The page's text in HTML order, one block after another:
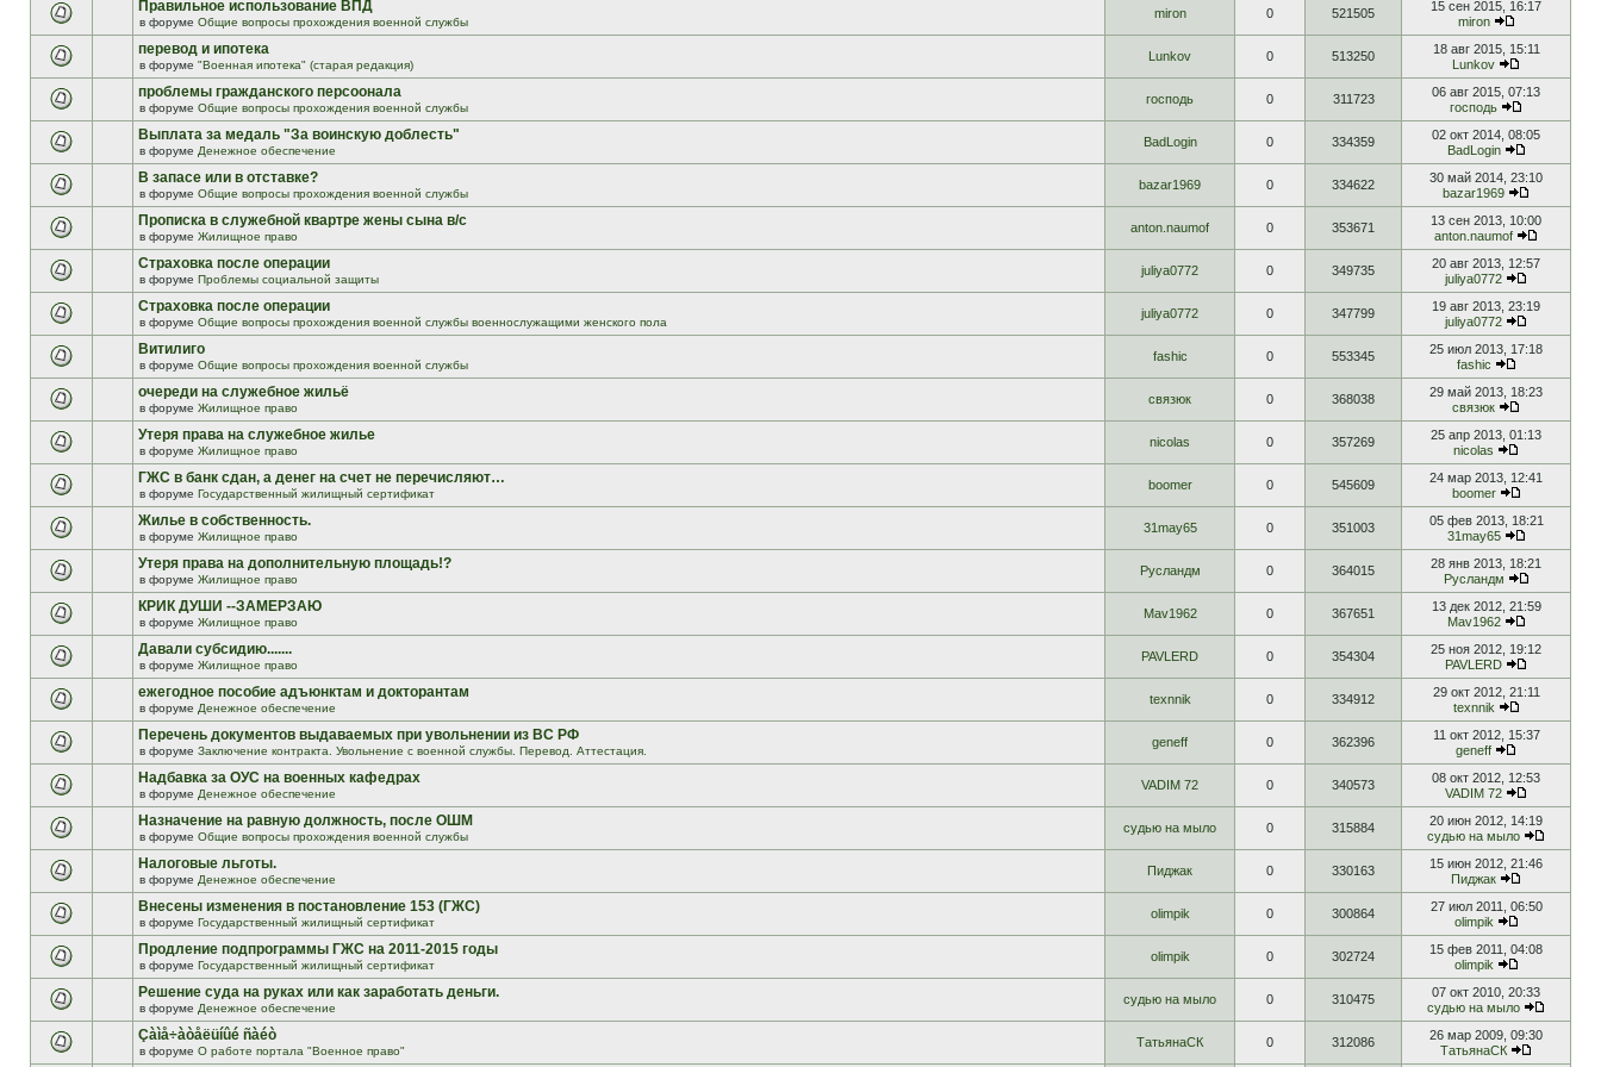
Правильное использование ВПД
в форуме Общие вопросы прохождения военной службы
miron 0 521505
15 сен 2015, 16:17
miron
перевод и ипотека
в форуме "Военная ипотека" (старая редакция)
Lunkov 0 513250
18 авг 2015, 15:11
Lunkov
проблемы гражданского персоонала
в форуме Общие вопросы прохождения военной службы
господь 0 311723
06 авг 2015, 07:13
господь
Выплата за медаль "За воинскую доблесть"
в форуме Денежное обеспечение
BadLogin 0 334359
02 окт 2014, 08:05
BadLogin
В запасе или в отставке?
в форуме Общие вопросы прохождения военной службы
bazar1969 0 334622
30 май 2014, 23:10
bazar1969
Прописка в служебной квартре жены сына в/с
в форуме Жилищное право
anton.naumof 0 353671
13 сен 2013, 10:00
anton.naumof
Страховка после операции
в форуме Проблемы социальной защиты
juliya0772 0 349735
20 авг 2013, 12:57
juliya0772
Страховка после операции
в форуме Общие вопросы прохождения военной службы военнослужащими женского пола
juliya0772 0 347799
19 авг 2013, 23:19
juliya0772
Витилиго
в форуме Общие вопросы прохождения военной службы
fashic 0 553345
25 июл 2013, 17:18
fashic
очереди на служебное жильё
в форуме Жилищное право
связюк 0 368038
29 май 2013, 18:23
связюк
Утеря права на служебное жилье
в форуме Жилищное право
nicolas 0 357269
25 апр 2013, 01:13
nicolas
ГЖС в банк сдан, а денег на счет не перечисляют…
в форуме Государственный жилищный сертификат
boomer 0 545609
24 мар 2013, 12:41
boomer
Жилье в собственность.
в форуме Жилищное право
31may65 0 351003
05 фев 2013, 18:21
31may65
Утеря права на дополнительную площадь!?
в форуме Жилищное право
Русландм 0 364015
28 янв 2013, 18:21
Русландм
КРИК ДУШИ --ЗАМЕРЗАЮ
в форуме Жилищное право
Mav1962 0 367651
13 дек 2012, 21:59
Mav1962
Давали субсидию.......
в форуме Жилищное право
PAVLERD 0 354304
25 ноя 2012, 19:12
PAVLERD
ежегодное пособие адъюнктам и докторантам
в форуме Денежное обеспечение
texnnik 0 334912
29 окт 2012, 21:11
texnnik
Перечень документов выдаваемых при увольнении из ВС РФ
в форуме Заключение контракта. Увольнение с военной службы. Перевод. Аттестация.
geneff 0 362396
11 окт 2012, 15:37
geneff
Надбавка за ОУС на военных кафедрах
в форуме Денежное обеспечение
VADIM 72 0 340573
08 окт 2012, 12:53
VADIM 72
Назначение на равную должность, после ОШМ
в форуме Общие вопросы прохождения военной службы
судью на мыло 0 315884
20 июн 2012, 14:19
судью на мыло
Налоговые льготы.
в форуме Денежное обеспечение
Пиджак 0 330163
15 июн 2012, 21:46
Пиджак
Внесены изменения в постановление 153 (ГЖС)
в форуме Государственный жилищный сертификат
olimpik 0 300864
27 июл 2011, 06:50
olimpik
Продление подпрограммы ГЖС на 2011-2015 годы
в форуме Государственный жилищный сертификат
olimpik 0 302724
15 фев 2011, 04:08
olimpik
Решение суда на руках или как заработать деньги.
в форуме Денежное обеспечение
судью на мыло 0 310475
07 окт 2010, 20:33
судью на мыло
Çàìå÷àòåëüíûé ñàéò
в форуме О работе портала "Военное право"
ТатьянаСК 0 312086
26 мар 2009, 09:30
ТатьянаСК